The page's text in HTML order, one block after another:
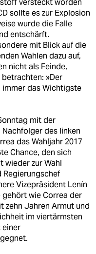
versteckt worden
sollte es zur Explosion
wurde die Falle
entschärft.
mit Blick auf die
Wahlen dazu auf,
nicht als Feinde,
»Der
immer das Wichtigste
mit der
des linken
das Wahljahr 2017
Chance, den sich
wieder zur Wahl
Regierungschef
Vizepräsident Lenín
wie Correa der
zehn Jahren Armut und
im viertärmsten
einer